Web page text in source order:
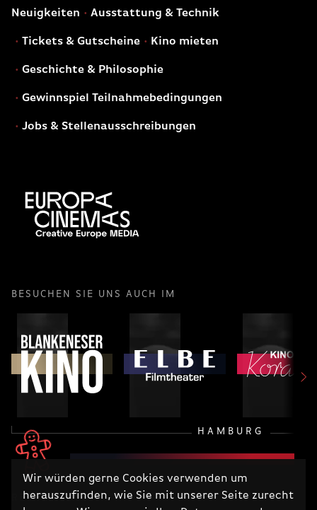
Wir würden gerne Cookies verwenden um
herauszufinden, wie Sie mit unserer Seite zurecht
Neuigkeiten Ausstattung & Technik
Tickets & Gutscheine Kino mieten
Geschichte & Philosophie
Gewinnspiel Teilnahmebedingungen
Jobs & Stellenausschreibungen
BESUCHEN SIE UNS AUCH IM
HAMBURG
RECHTLICHES